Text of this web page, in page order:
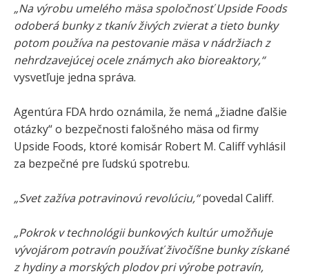
„Na výrobu umelého mäsa spoločnosť Upside Foods
odoberá bunky z tkanív živých zvierat a tieto bunky
potom používa na pestovanie mäsa v nádržiach z
nehrdzavejúcej ocele známych ako bioreaktory,“
vysvetľuje jedna správa.
Agentúra FDA hrdo oznámila, že nemá „žiadne ďalšie
otázky“ o bezpečnosti falošného mäsa od firmy
Upside Foods, ktoré komisár Robert M. Califf vyhlásil
za bezpečné pre ľudskú spotrebu.
„Svet zažíva potravinovú revolúciu,“povedal Califf.
„Pokrok v technológii bunkových kultúr umožňuje
vývojárom potravín používať živočíšne bunky získané
z hydiny a morských plodov pri výrobe potravín,